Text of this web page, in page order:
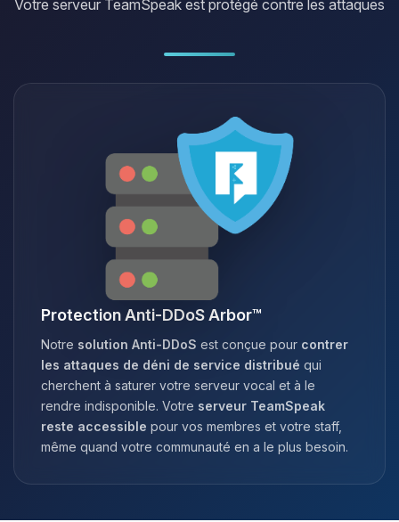
Votre serveur TeamSpeak est protégé contre les attaques
Protection Anti-DDoS Arbor™
Notre solution Anti-DDoS est conçue pour contrer
les attaques de déni de service distribué qui
cherchent à saturer votre serveur vocal et à le
rendre indisponible. Votre serveur TeamSpeak
reste accessible pour vos membres et votre staff,
même quand votre communauté en a le plus besoin.